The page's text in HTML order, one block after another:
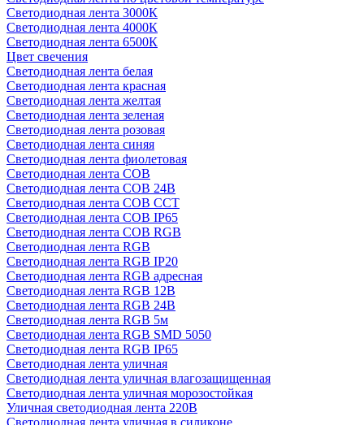
Светодиодная лента 3000К
Светодиодная лента 4000К
Светодиодная лента 6500К
Цвет свечения
Светодиодная лента белая
Светодиодная лента красная
Светодиодная лента желтая
Светодиодная лента зеленая
Светодиодная лента розовая
Светодиодная лента синяя
Светодиодная лента фиолетовая
Светодиодная лента COB
Светодиодная лента COB 24В
Светодиодная лента COB CCT
Светодиодная лента COB IP65
Светодиодная лента COB RGB
Светодиодная лента RGB
Светодиодная лента RGB IP20
Светодиодная лента RGB адресная
Светодиодная лента RGB 12В
Светодиодная лента RGB 24В
Светодиодная лента RGB 5м
Светодиодная лента RGB SMD 5050
Светодиодная лента RGB IP65
Светодиодная лента уличная
Светодиодная лента уличная влагозащищенная
Светодиодная лента уличная морозостойкая
Уличная светодиодная лента 220В
Светодиодная лента уличная в силиконе